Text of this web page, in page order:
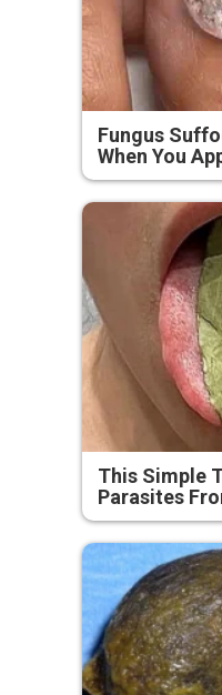
Fungus
When You
This Simple
Parasites